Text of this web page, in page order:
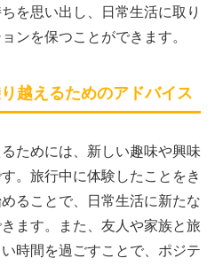
を思い出し、日常生活に取り
ンを保つことができます。
越えるためのアドバイス
ためには、新しい趣味や興味
。旅行中に体験したことをき
ることで、日常生活に新たな
ます。また、友人や家族と旅
時間を過ごすことで、ポジテ